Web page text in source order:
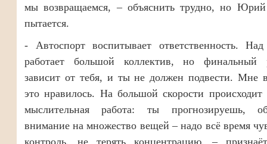
мы возвращаемся, – объяснить трудно, но
пытается.
- Автоспорт воспитывает ответственность.
работает большой коллектив, но финальный
зависит от тебя, и ты не должен подвести. Мне
это нравилось. На большой скорости происходит
мыслительная работа: ты прогнозируешь,
внимание на множество вещей – надо всё время
контроль, не терять концентрацию, –